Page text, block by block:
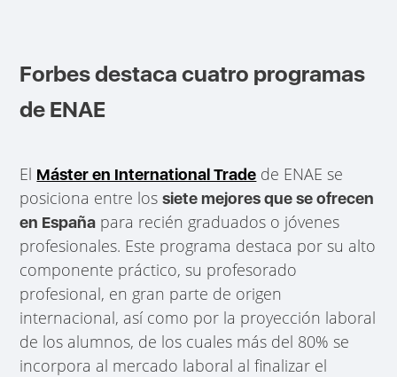
Forbes destaca cuatro programas
de ENAE
El Máster en International Trade de ENAE se
posiciona entre lossiete mejores que se ofrecen
en España para recién graduados o jóvenes
profesionales. Este programa destaca por su alto
componente práctico, su profesorado
profesional, en gran parte de origen
internacional, así como por la proyección laboral
de los alumnos, de los cuales más del 80% se
incorpora al mercado laboral al finalizar el